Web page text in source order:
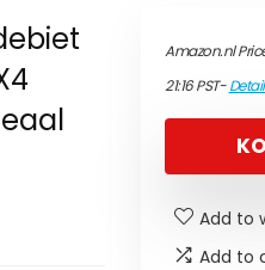
Amazon.nl
21:16 PST-
Add to
Add to